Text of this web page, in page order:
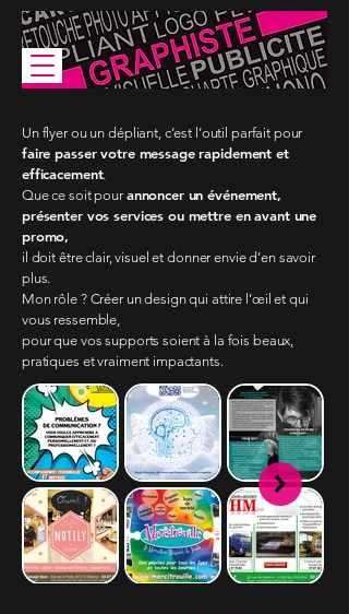
Un flyer ou un dépliant, c’est l’outil parfait pour
faire passer votre message rapidement et
efficacement.
Que ce soit pour annoncer un événement,
présenter vos services ou mettre en avant une
promo,
il doit être clair, visuel et donner envie d’en savoir
plus.
Mon rôle ? Créer un design qui attire l’œil et qui
vous ressemble,
pour que vos supports soient à la fois beaux,
pratiques et vraiment impactants.